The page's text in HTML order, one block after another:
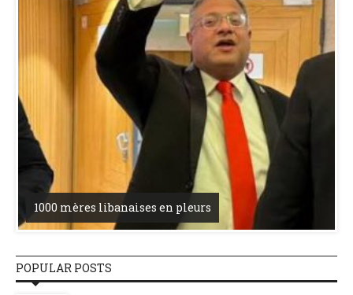
1000 mères libanaises en pleurs
POPULAR POSTS